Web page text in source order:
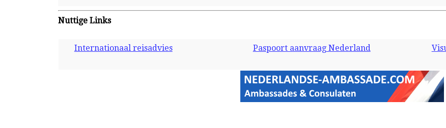
Nuttige Links
Internationaal reisadvies Paspoort aanvraag Nederland